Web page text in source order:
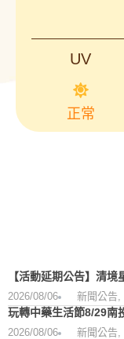
UV
正常
【活動延期公告】清
2026/08/06 新聞公告,
玩轉中藥生活節8/29南
2026/08/06 新聞公告,